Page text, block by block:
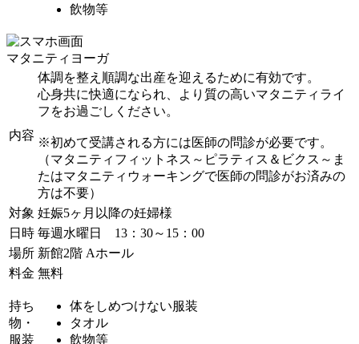
飲物等
マタニティヨーガ
内容
体調を整え順調な出産を迎えるために有効です。
心身共に快適になられ、より質の高いマタニティライ
フをお過ごしください。
※初めて受講される方には医師の問診が必要です。
（マタニティフィットネス～ピラティス＆ビクス～ま
たはマタニティウォーキングで医師の問診がお済みの
方は不要）
対象 妊娠5ヶ月以降の妊婦様
日時 毎週水曜日 13：30～15：00
場所 新館2階 Aホール
料金 無料
持ち
物・
服装
体をしめつけない服装
タオル
飲物等